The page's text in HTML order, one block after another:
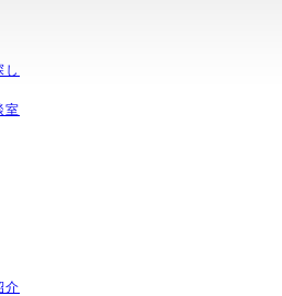
し
室
介